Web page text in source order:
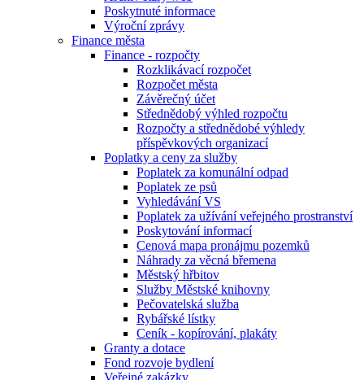
Poskytnuté informace
Výroční zprávy
Finance města
Finance - rozpočty
Rozklikávací rozpočet
Rozpočet města
Závěrečný účet
Střednědobý výhled rozpočtu
Rozpočty a střednědobé výhledy
příspěvkových organizací
Poplatky a ceny za služby
Poplatek za komunální odpad
Poplatek ze psů
Vyhledávání VS
Poplatek za užívání veřejného prostranství
Poskytování informací
Cenová mapa pronájmu pozemků
Náhrady za věcná břemena
Městský hřbitov
Služby Městské knihovny
Pečovatelská služba
Rybářské lístky
Ceník - kopírování, plakáty
Granty a dotace
Fond rozvoje bydlení
Veřejné zakázky